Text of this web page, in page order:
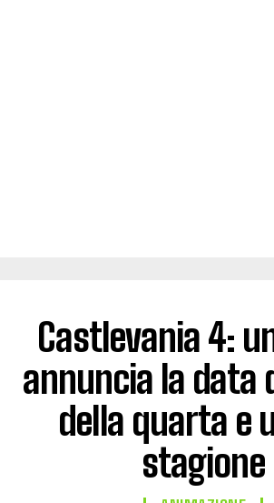
Castlevania 4:
annuncia la data
della quarta e
stagione